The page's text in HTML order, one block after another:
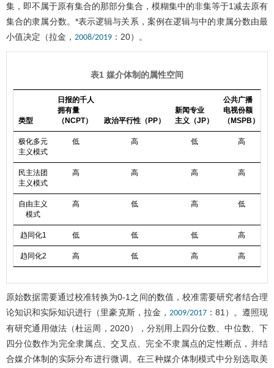
集，即不属于原有集合的那部分集合，模糊集中的非集等于1减去原有
集合的隶属分数。*表示逻辑与关系，案例在逻辑与中的隶属分数由最
小值决定（拉金， 2008/2019 ：20）。
表1 媒介体制的属性空间
类型
日报的千人
拥有量
（NCPT）
政治平行性（PP）
新闻专业
主义（JP）
公共广播
电视份额
（MSPB）
极化多元
主义模式
低 高 低 高
民主法团
主义模式
高 高 高 高
自由主义
模式
高 低 高 低
趋同化1 低 低 低 高
趋同化2 高 低 高 高
原始数据需要通过校准转换为0-1之间的数值，校准需要研究者结合理
论知识和实际知识进行（里豪克斯，拉金， 2009/2017：81）。遵照现
有研究通用做法（杜运周，2020），分别用上四分位数、中位数、下
四分位数作为完全隶属点、交叉点、完全不隶属点的定性断点，并结
合媒介体制的实际分布进行微调。在三种媒介体制模式中分别选取美